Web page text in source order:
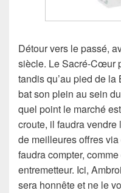
Détour vers le passé,
siècle. Le Sacré-Cœur
tandis qu’au pied de la
bat son plein au sein
quel point le marché
croute, il faudra
de meilleures offres
faudra compter,
entremetteur. Ici,
sera honnête et ne le